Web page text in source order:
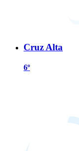
Cruz Alta
6º